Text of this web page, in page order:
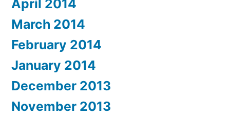
April 2014
March 2014
February 2014
January 2014
December 2013
November 2013